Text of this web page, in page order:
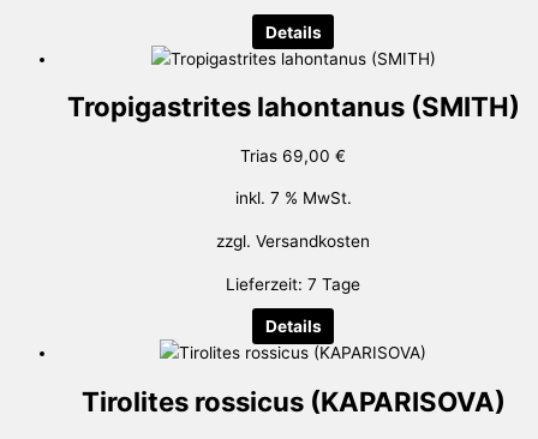
Details
Tropigastrites lahontanus (SMITH)
Trias 69,00 €
inkl. 7 % MwSt.
zzgl. Versandkosten
Lieferzeit: 7 Tage
Details
Tirolites rossicus (KAPARISOVA)